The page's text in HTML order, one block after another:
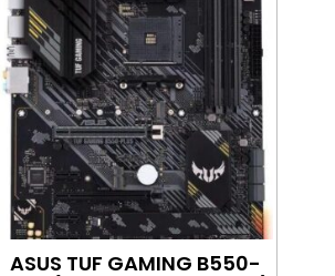
ASUS TUF GAMING B550-